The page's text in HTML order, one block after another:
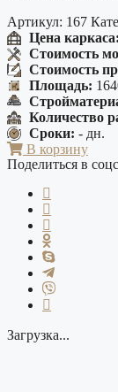
Артикул: 167
Цена каркаса:
Стоимость
Стоимость
Площадь:
Количество
Сроки: - дн.
В корзину
Поделиться в
Загрузка...